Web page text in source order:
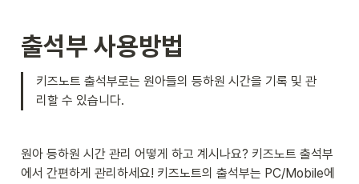
출석부 사용방법
키즈노트 출석부로는 원아들의 등하원 시간을 기록 및 관
리할 수 있습니다.
원아 등하원 시간 관리 어떻게 하고 계시나요? 키즈노트 출석부
에서 간편하게 관리하세요! 키즈노트의 출석부는 PC/Mobile에